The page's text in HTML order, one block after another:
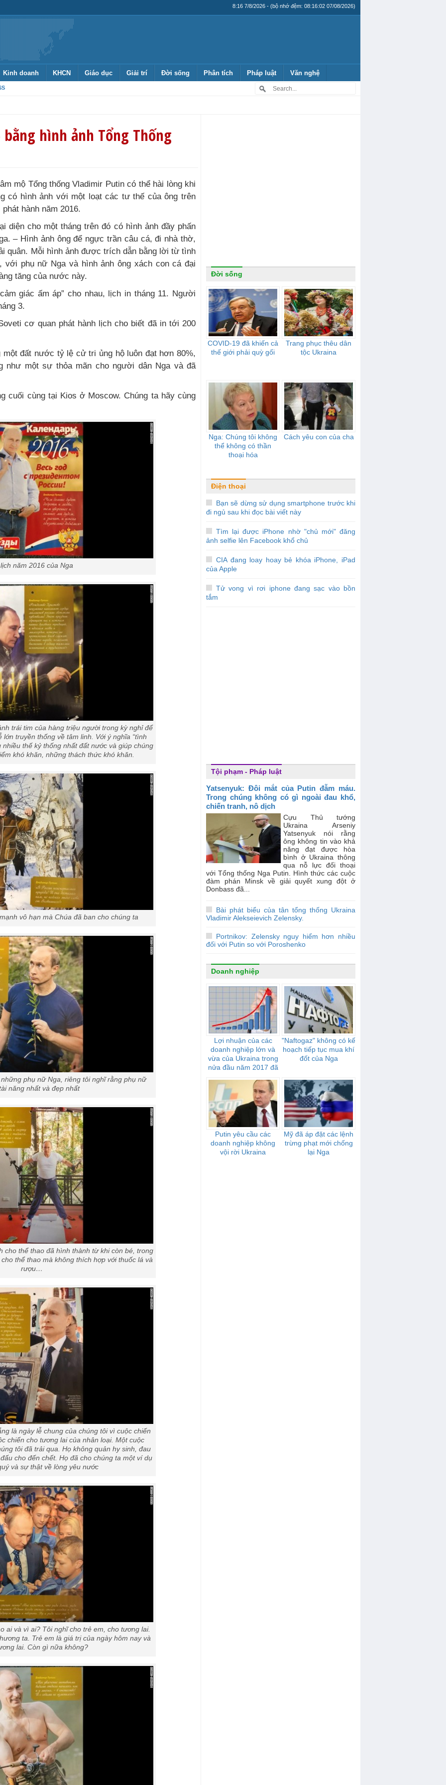
8:16 7/8/2026 - (bộ nhớ đệm: 08:16:02 07/08/2026)
Kinh doanh KHCN Giáo dục Giải trí Đời sống Phân tích Pháp luật Văn nghệ
hình ảnh Tổng Thống
mộ Tổng thống Vladimir Putin có thể hài lòng khi
có hình ảnh với một loạt các tư thế của ông trên
hành năm 2016.
diện cho một tháng trên đó có hình ảnh đầy phấn
– Hình ảnh ông để ngực trần câu cá, đi nhà thờ,
quân. Mỗi hình ảnh được trích dẫn bằng lời từ tình
với phụ nữ Nga và hình ảnh ông xách con cá đại
tăng của nước này.
giác ấm áp” cho nhau, lịch in tháng 11. Người
3.
cơ quan phát hành lịch cho biết đã in tới 200
một đất nước tỷ lệ cử tri ủng hộ luôn đạt hơn 80%,
như một sự thỏa mãn cho người dân Nga và đã
cuối cùng tại Kios ở Moscow. Chúng ta hãy cùng
năm 2016 của Nga
trái tim của hàng triệu người trong kỳ nghỉ để
truyền thống về tâm linh. Với ý nghĩa “tình
thế kỷ thống nhất đất nước và giúp chúng
khó khăn, những thách thức khó khăn.
vô hạn mà Chúa đã ban cho chúng ta
phụ nữ Nga, riêng tôi nghĩ rằng phụ nữ
năng nhất và đẹp nhất
cho thể thao đã hình thành từ khi còn bé, trong
thể thao mà không thích hợp với thuốc lá và
rượu…
là ngày lễ chung của chúng tôi vì cuộc chiến
chiến cho tương lai của nhân loại. Một cuộc
tôi đã trải qua. Họ không quản hy sinh, đau
cho đến chết. Họ đã cho chúng ta một ví dụ
và sự thật về lòng yêu nước
ai và vì ai? Tôi nghĩ cho trẻ em, cho tương lai.
ta. Trẻ em là giá trị của ngày hôm nay và
lai. Còn gì nữa không?
Đời sống
COVID-19 đã khiến cả
thế giới phải quỳ gối
Trang phục thêu dân
tộc Ukraina
Nga: Chúng tôi không
thể không có thần
thoại hóa
Cách yêu con của cha
Điện thoại
Bạn sẽ dừng sử dụng smartphone trước khi
đi ngủ sau khi đọc bài viết này
Tìm lại được iPhone nhờ "chủ mới" đăng
ảnh selfie lên Facebook khổ chủ
CIA đang loay hoay bẻ khóa iPhone, iPad
của Apple
Tử vong vì rơi iphone đang sạc vào bồn
tắm
Tội phạm - Pháp luật
Yatsenyuk: Đôi mắt của Putin đẫm máu.
Trong chúng không có gì ngoài đau khổ,
chiến tranh, nô dịch
Cựu Thủ tướng
Ukraina Arseniy
Yatsenyuk nói rằng
ông không tin vào khả
năng đạt được hòa
bình ở Ukraina thông
qua nỗ lực đối thoại
với Tổng thống Nga Putin. Hình thức các cuộc
đàm phán Minsk về giải quyết xung đột ở
Donbass đã...
Bài phát biểu của tân tổng thống Ukraina
Vladimir Alekseievich Zelensky.
Portnikov: Zelensky nguy hiểm hơn nhiều
đối với Putin so với Poroshenko
Doanh nghiệp
Lợi nhuận của các
doanh nghiệp lớn và
vừa của Ukraina trong
nửa đầu năm 2017 đã
"Naftogaz" không có kế
hoạch tiếp tục mua khí
đốt của Nga
Putin yêu cầu các
doanh nghiệp không
vội rời Ukraina
Mỹ đã áp đặt các lệnh
trừng phạt mới chống
lại Nga